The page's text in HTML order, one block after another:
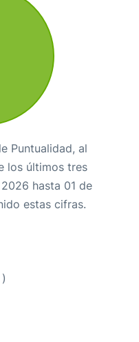
Puntualidad, al
los últimos tres
hasta 01 de
estas cifras.